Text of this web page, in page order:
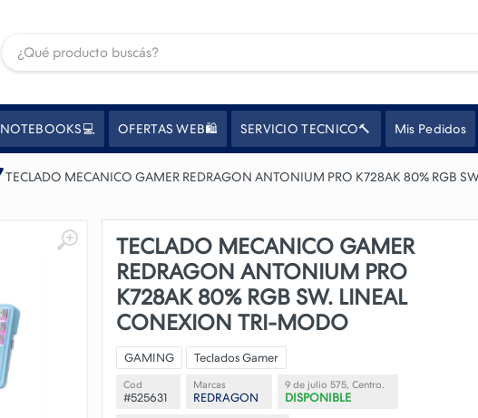
NOTEBOOKS💻 OFERTAS WEB🛍️ SERVICIO TECNICO🔨 Mis Pedidos
TECLADO MECANICO GAMER REDRAGON ANTONIUM PRO K728AK 80% RGB
TECLADO MECANICO GAMER
REDRAGON ANTONIUM PRO
K728AK 80% RGB SW. LINEAL
CONEXION TRI-MODO
GAMING Teclados Gamer
Cod
#525631
Marcas
REDRAGON
9 de julio 575, Centro.
DISPONIBLE